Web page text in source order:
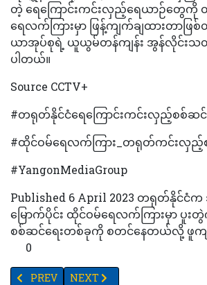
တဲ့ ရေကြောင်းကင်းလှည့်ရေယာဉ်တွေကို
ရေလက်ကြားမှာ ဖြန့်ကျက်ချထားတာ
ယာအုပ်စုရဲ့ ယူယွမ်တန်ကျန်း အွန်လိုင်းသတင်
ပါတယ်။
Source CCTV+
#တရုတ်နိုင်ငံရေကြောင်းကင်းလှည့်စစ်ဆင်
#ထိုင်ဝမ်ရေလက်ကြား_တရုတ်ကင်းလှည့်
#YangonMediaGroup
Published 6 April 2023 တရုတ်နိုင်ငံ
မြောက်ပိုင်း ထိုင်ဝမ်ရေလက်ကြားမှာ ပူ
စစ်ဆင်ရေးတစ်ခုကို စတင်နေတယ်လို့ ဖူကျ
0
PREVIOUS ARTICLE: စတုတ္ထအကြိမ် မဲ
PREV NEXT ARTICLE: ရှန်ဟိုင်း ပူး
NEXT